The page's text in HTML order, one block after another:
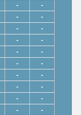
- -
- -
- -
- -
- -
- -
- -
- -
- -
- -